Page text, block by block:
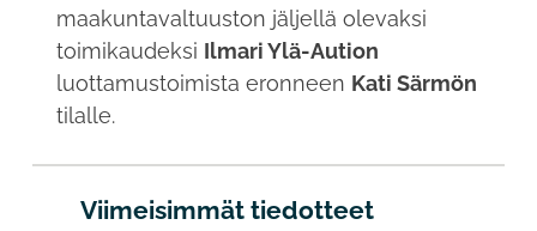
maakuntavaltuuston jäljellä olevaksi
toimikaudeksi Ilmari Ylä-Aution
luottamustoimista eronneen Kati Särmön
tilalle.
Viimeisimmät tiedotteet